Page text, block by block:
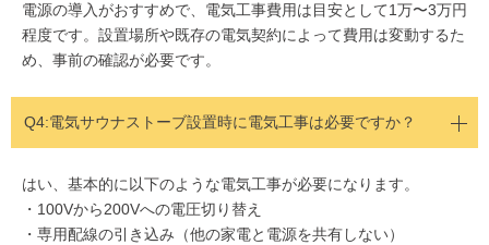
電源の導入がおすすめで、電気工事費用は目安として1万〜3万円
程度です。設置場所や既存の電気契約によって費用は変動するた
め、事前の確認が必要です。
Q4:電気サウナストーブ設置時に電気工事は必要ですか？
はい、基本的に以下のような電気工事が必要になります。
・100Vから200Vへの電圧切り替え
・専用配線の引き込み（他の家電と電源を共有しない）